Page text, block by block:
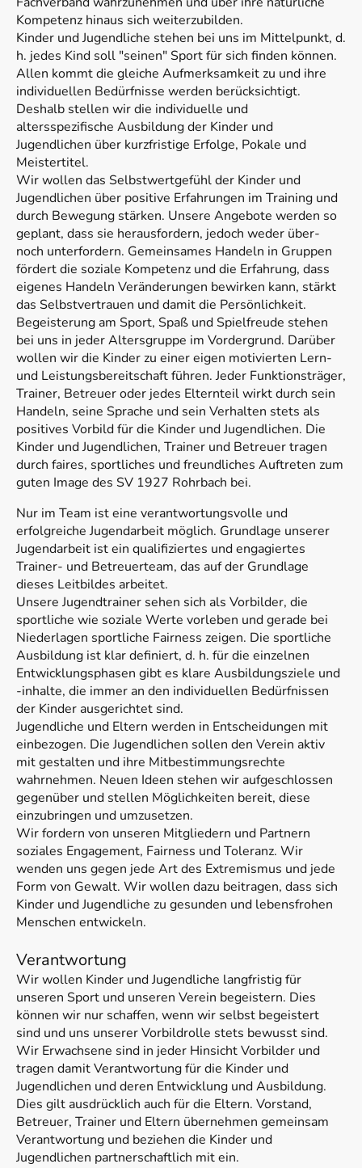
Kompetenz hinaus sich weiterzubilden.
Kinder und Jugendliche stehen bei uns im Mittelpunkt, d.
h. jedes Kind soll "seinen" Sport für sich finden können.
Allen kommt die gleiche Aufmerksamkeit zu und ihre
individuellen Bedürfnisse werden berücksichtigt.
Deshalb stellen wir die individuelle und
altersspezifische Ausbildung der Kinder und
Jugendlichen über kurzfristige Erfolge, Pokale und
Meistertitel.
Wir wollen das Selbstwertgefühl der Kinder und
Jugendlichen über positive Erfahrungen im Training und
durch Bewegung stärken. Unsere Angebote werden so
geplant, dass sie herausfordern, jedoch weder über-
noch unterfordern. Gemeinsames Handeln in Gruppen
fördert die soziale Kompetenz und die Erfahrung, dass
eigenes Handeln Veränderungen bewirken kann, stärkt
das Selbstvertrauen und damit die Persönlichkeit.
Begeisterung am Sport, Spaß und Spielfreude stehen
bei uns in jeder Altersgruppe im Vordergrund. Darüber
wollen wir die Kinder zu einer eigen motivierten Lern-
und Leistungsbereitschaft führen. Jeder Funktionsträger,
Trainer, Betreuer oder jedes Elternteil wirkt durch sein
Handeln, seine Sprache und sein Verhalten stets als
positives Vorbild für die Kinder und Jugendlichen. Die
Kinder und Jugendlichen, Trainer und Betreuer tragen
durch faires, sportliches und freundliches Auftreten zum
guten Image des SV 1927 Rohrbach bei.
Nur im Team ist eine verantwortungsvolle und
erfolgreiche Jugendarbeit möglich. Grundlage unserer
Jugendarbeit ist ein qualifiziertes und engagiertes
Trainer- und Betreuerteam, das auf der Grundlage
dieses Leitbildes arbeitet.
Unsere Jugendtrainer sehen sich als Vorbilder, die
sportliche wie soziale Werte vorleben und gerade bei
Niederlagen sportliche Fairness zeigen. Die sportliche
Ausbildung ist klar definiert, d. h. für die einzelnen
Entwicklungsphasen gibt es klare Ausbildungsziele und
-inhalte, die immer an den individuellen Bedürfnissen
der Kinder ausgerichtet sind.
Jugendliche und Eltern werden in Entscheidungen mit
einbezogen. Die Jugendlichen sollen den Verein aktiv
mit gestalten und ihre Mitbestimmungsrechte
wahrnehmen. Neuen Ideen stehen wir aufgeschlossen
gegenüber und stellen Möglichkeiten bereit, diese
einzubringen und umzusetzen.
Wir fordern von unseren Mitgliedern und Partnern
soziales Engagement, Fairness und Toleranz. Wir
wenden uns gegen jede Art des Extremismus und jede
Form von Gewalt. Wir wollen dazu beitragen, dass sich
Kinder und Jugendliche zu gesunden und lebensfrohen
Menschen entwickeln.
Verantwortung
Wir wollen Kinder und Jugendliche langfristig für
unseren Sport und unseren Verein begeistern. Dies
können wir nur schaffen, wenn wir selbst begeistert
sind und uns unserer Vorbildrolle stets bewusst sind.
Wir Erwachsene sind in jeder Hinsicht Vorbilder und
tragen damit Verantwortung für die Kinder und
Jugendlichen und deren Entwicklung und Ausbildung.
Dies gilt ausdrücklich auch für die Eltern. Vorstand,
Betreuer, Trainer und Eltern übernehmen gemeinsam
Verantwortung und beziehen die Kinder und
Jugendlichen partnerschaftlich mit ein.